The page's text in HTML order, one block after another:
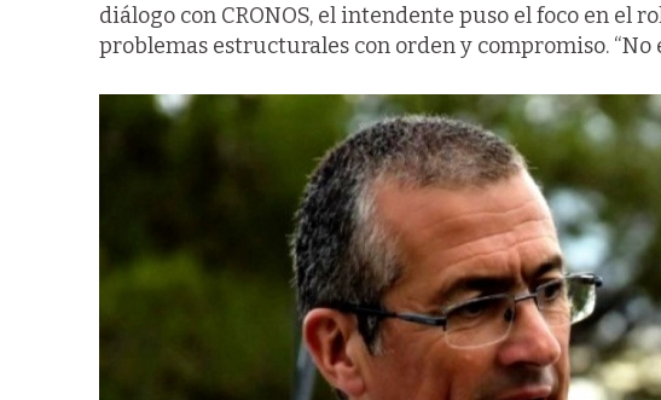
diálogo con CRONOS, el intendente puso el foco en el
problemas estructurales con orden y compromiso. “No